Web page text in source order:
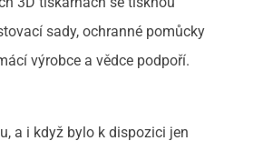
sady, ochranné pomůcky
výrobce a vědce podpoří.
a i když bylo k dispozici jen